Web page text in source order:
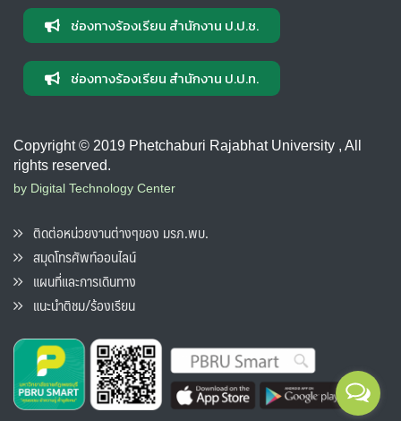
ช่องทางร้องเรียน สำนักงาน ป.ป.ช.
ช่องทางร้องเรียน สำนักงาน ป.ป.ท.
Copyright © 2019 Phetchaburi Rajabhat University , All
rights reserved.
by Digital Technology Center
ติดต่อหน่วยงานต่างๆของ มรภ.พบ.
สมุดโทรศัพท์ออนไลน์
แผนที่และการเดินทาง
แนะนำติชม/ร้องเรียน